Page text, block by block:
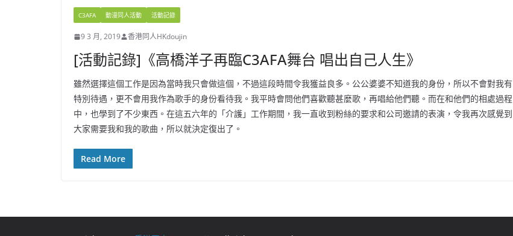
C3AFA 動漫同人活動 活動記錄
9 3 月, 2019 香港同人HKdoujin
[活動記錄]《高橋洋子再臨C3AFA舞台 唱出自己人生》
雖然選擇這個工作是因為當時我只會做這個，不過這段時間令我獲益良多。公公婆婆不知道我的身份，所以不會對我有
特別待遇，更不會用我作為歌手的身份看待我。我平時會問他們喜歡聽甚麼歌，再唱給他們聽。而在和他們的相處過程
中，也學到了不少東西。在這五六年的「介護」工作期間，我一直收到粉絲的要求和公司邀請的表演，令我再次感覺到
大家需要我和我的歌曲，所以就決定復出了。
Read More